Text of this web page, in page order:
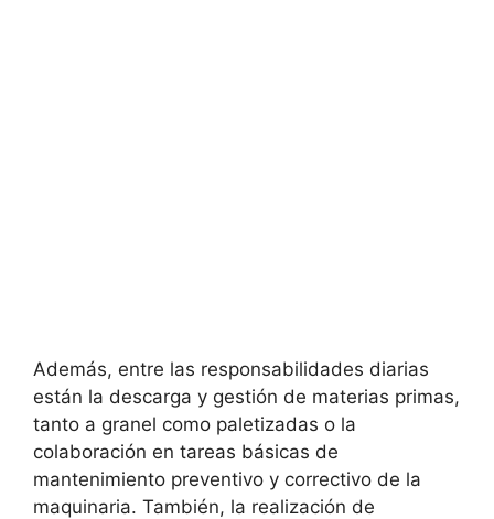
Además, entre las responsabilidades diarias
están la descarga y gestión de materias primas,
tanto a granel como paletizadas o la
colaboración en tareas básicas de
mantenimiento preventivo y correctivo de la
maquinaria. También, la realización de